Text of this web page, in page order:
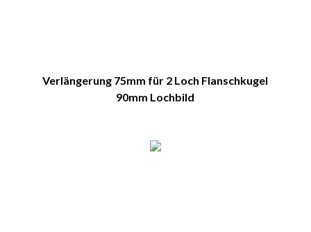
Verlängerung 75mm für 2 Loch Flanschkugel
90mm Lochbild